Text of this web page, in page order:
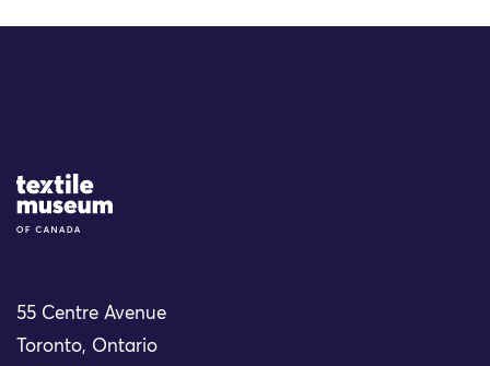
Site Logo
55 Centre Avenue
Toronto, Ontario